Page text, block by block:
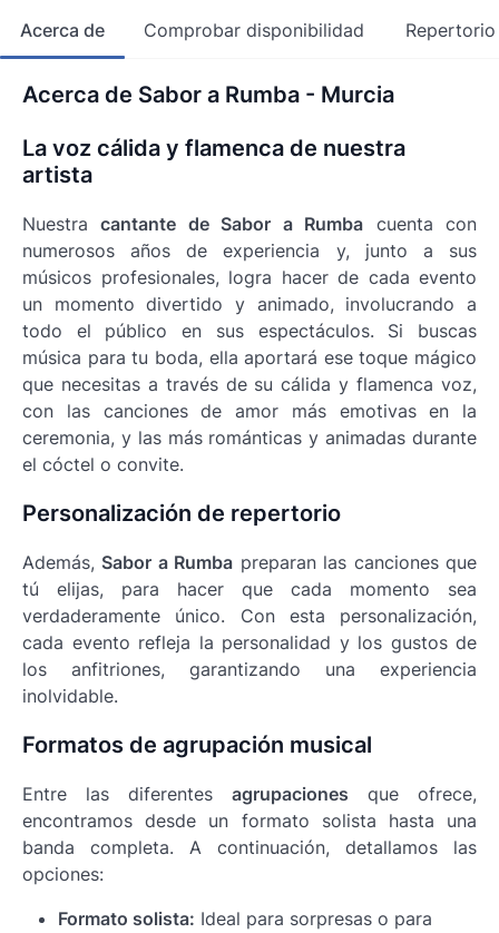
Acerca de Comprobar disponibilidad Repertorio
Acerca de Sabor a Rumba - Murcia
La voz cálida y flamenca de nuestra
artista
Nuestracantante de Sabor a Rumba cuenta con
numerosos años de experiencia y, junto a sus
músicos profesionales, logra hacer de cada evento
un momento divertido y animado, involucrando a
todo el público en sus espectáculos. Si buscas
música para tu boda, ella aportará ese toque mágico
que necesitas a través de su cálida y flamenca voz,
con las canciones de amor más emotivas en la
ceremonia, y las más románticas y animadas durante
el cóctel o convite.
Personalización de repertorio
Además, Sabor a Rumba preparan las canciones que
tú elijas, para hacer que cada momento sea
verdaderamente único. Con esta personalización,
cada evento refleja la personalidad y los gustos de
los anfitriones, garantizando una experiencia
inolvidable.
Formatos de agrupación musical
Entre las diferentes agrupaciones que ofrece,
encontramos desde un formato solista hasta una
banda completa. A continuación, detallamos las
opciones:
Formato solista: Ideal para sorpresas o para